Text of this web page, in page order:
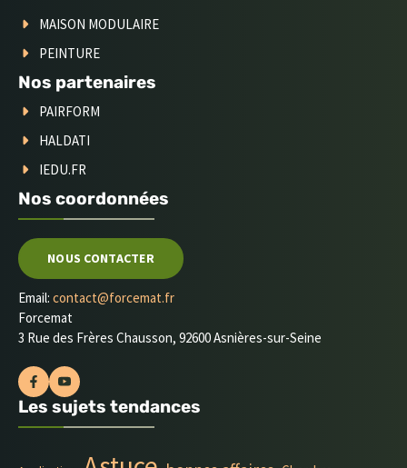
MAISON MODULAIRE
PEINTURE
Nos partenaires
PAIRFORM
HALDATI
IEDU.FR
Nos coordonnées
NOUS CONTACTER
Email: contact@forcemat.fr
Forcemat
3 Rue des Frères Chausson, 92600 Asnières-sur-Seine
Les sujets tendances